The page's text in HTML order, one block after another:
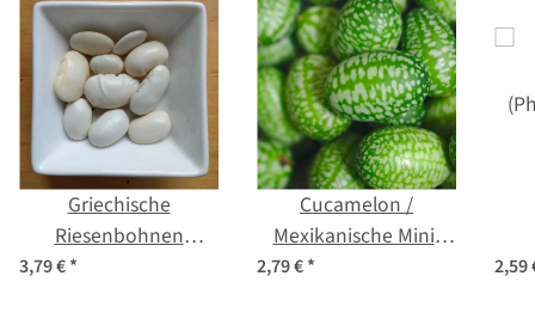
Griechische
Riesenbohnen
'Gigantes' (Phaseolus
3,79 €*
Cucamelon /
Mexikanische Mini-
Gurke (Melothria
2,79 €* 2,59